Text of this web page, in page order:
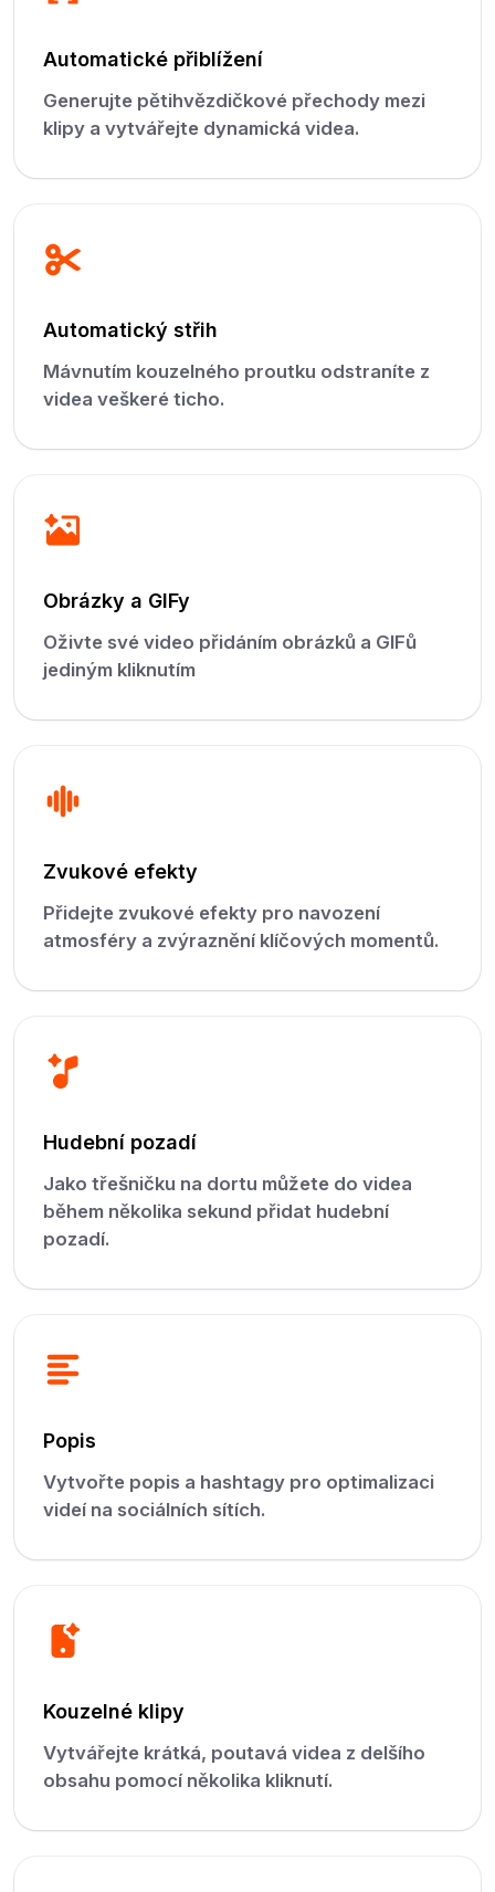
Automatické přiblížení
Generujte pětihvězdičkové přechody mezi
klipy a vytvářejte dynamická videa.
Automatický střih
Mávnutím kouzelného proutku odstraníte z
videa veškeré ticho.
Obrázky a GIFy
Oživte své video přidáním obrázků a GIFů
jediným kliknutím
Zvukové efekty
Přidejte zvukové efekty pro navození
atmosféry a zvýraznění klíčových momentů.
Hudební pozadí
Jako třešničku na dortu můžete do videa
během několika sekund přidat hudební
pozadí.
Popis
Vytvořte popis a hashtagy pro optimalizaci
videí na sociálních sítích.
Kouzelné klipy
Vytvářejte krátká, poutavá videa z delšího
obsahu pomocí několika kliknutí.